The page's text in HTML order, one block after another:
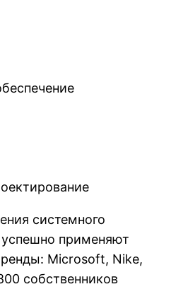
системного
применяют
Microsoft, Nike,
собственников